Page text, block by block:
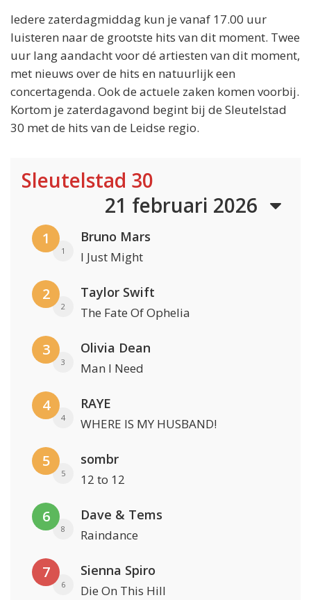
Iedere zaterdagmiddag kun je vanaf 17.00 uur
luisteren naar de grootste hits van dit moment. Twee
uur lang aandacht voor dé artiesten van dit moment,
met nieuws over de hits en natuurlijk een
concertagenda. Ook de actuele zaken komen voorbij.
Kortom je zaterdagavond begint bij de Sleutelstad
30 met de hits van de Leidse regio.
Sleutelstad 30
21 februari 2026
1
1
Bruno Mars
I Just Might
2
2
Taylor Swift
The Fate Of Ophelia
3
3
Olivia Dean
Man I Need
4
4
RAYE
WHERE IS MY HUSBAND!
5
5
sombr
12 to 12
6
8
Dave & Tems
Raindance
7
6
Sienna Spiro
Die On This Hill